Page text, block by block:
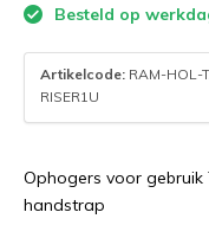
Besteld op
Artikelcode: RAM-HOL-
RISER1U
Ophogers voor
handstrap